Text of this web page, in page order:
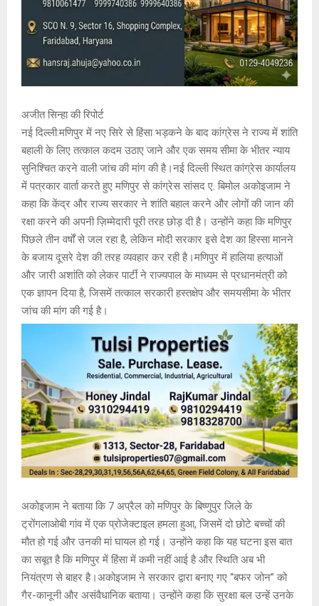
अजीत सिन्हा की रिपोर्ट
नई दिल्ली:मणिपुर में नए सिरे से हिंसा भड़कने के बाद कांग्रेस ने राज्य में शांति
बहाली के लिए तत्काल कदम उठाए जाने और एक समय सीमा के भीतर न्याय
सुनिश्चित करने वाली जांच की मांग की है।नई दिल्ली स्थित कांग्रेस कार्यालय
में पत्रकार वार्ता करते हुए मणिपुर से कांग्रेस सांसद ए. बिमोल अकोइजाम ने
कहा कि केंद्र और राज्य सरकार ने शांति बहाल करने और लोगों की जान की
रक्षा करने की अपनी ज़िम्मेदारी पूरी तरह छोड़ दी है। उन्होंने कहा कि मणिपुर
पिछले तीन वर्षों से जल रहा है, लेकिन मोदी सरकार इसे देश का हिस्सा मानने
के बजाय दूसरे देश की तरह व्यवहार कर रही है।मणिपुर में हालिया हत्याओं
और जारी अशांति को लेकर पार्टी ने राज्यपाल के माध्यम से प्रधानमंत्री को
एक ज्ञापन दिया है, जिसमें तत्काल सरकारी हस्तक्षेप और समयसीमा के भीतर
जांच की मांग की गई है।
अकोइजाम ने बताया कि 7 अप्रैल को मणिपुर के बिष्णुपुर जिले के
ट्रोंगलाओबी गांव में एक प्रोजेक्टाइल हमला हुआ, जिसमें दो छोटे बच्चों की
मौत हो गई और उनकी मां घायल हो गई। उन्होंने कहा कि यह घटना इस बात
का सबूत है कि मणिपुर में हिंसा में कमी नहीं आई है और स्थिति अब भी
नियंत्रण से बाहर है।अकोइजाम ने सरकार द्वारा बनाए गए “बफर जोन” को
गैर-कानूनी और असंवैधानिक बताया। उन्होंने कहा कि सुरक्षा बल उन्हें उनके